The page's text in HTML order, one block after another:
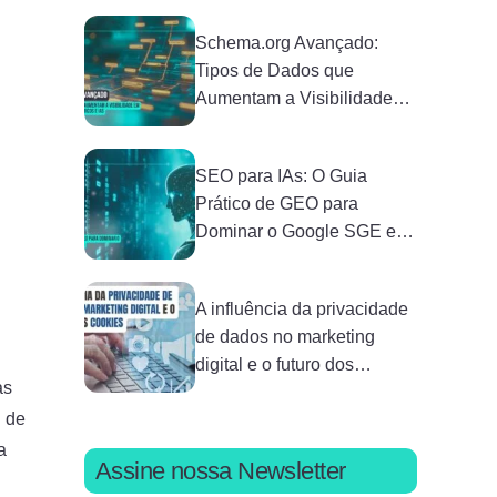
de
Schema.org Avançado:
Tipos de Dados que
Aumentam a Visibilidade
SEO para IAs: O Guia
Prático de GEO para
Dominar o Google SGE em
A influência da privacidade
de dados no marketing
digital e o futuro dos
Assine nossa Newsletter